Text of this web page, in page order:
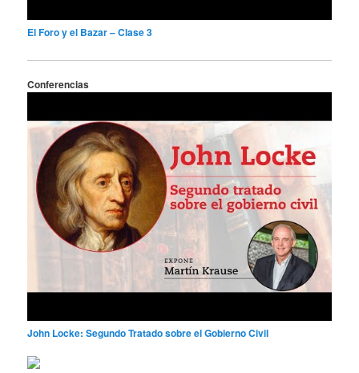
El Foro y el Bazar – Clase 3
Conferencias
John Locke: Segundo Tratado sobre el Gobierno Civil